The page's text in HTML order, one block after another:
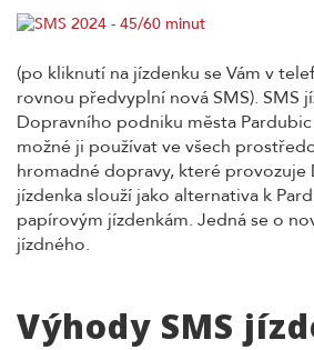
(po kliknutí na jízdenku se Vám v
rovnou předvyplní nová SMS). SMS
Dopravního podniku města Pardubic
možné ji používat ve všech
hromadné dopravy, které provozuje
jízdenka slouží jako alternativa k
papírovým jízdenkám. Jedná se o
jízdného.
Výhody SMS